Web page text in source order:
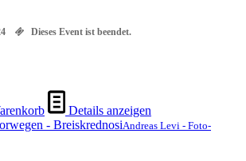
Dieses Event ist beendet.
Details anzeigen
Andreas Levi - Foto-